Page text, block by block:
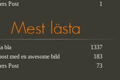
Post
1
Mest lästa
bla
1337
med en awesome bild
183
Post
73